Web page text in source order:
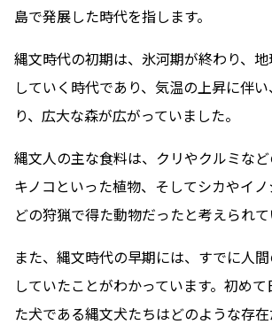
島で発展した時代を指します。
縄文時代の初期は、氷河期が終わり、
していく時代であり、気温の上昇に伴
り、広大な森が広がっていました。
縄文人の主な食料は、クリやクルミな
キノコといった植物、そしてシカやイ
どの狩猟で得た動物だったと考えられて
また、縄文時代の早期には、すでに人
していたことがわかっています。初め
た犬である縄文犬たちはどのような存